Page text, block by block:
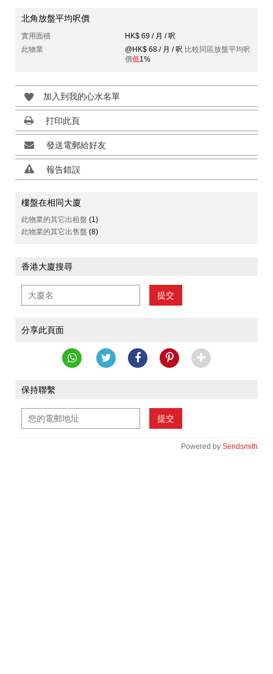
北角放盤平均呎價
實用面積
HK$ 69 / 月 / 呎
此物業
@HK$ 68 / 月 / 呎 比較同區放盤平均呎
價低1%
加入到我的心水名單
打印此頁
發送電郵給好友
報告錯誤
樓盤在相同大廈
此物業的其它出租盤 (1)
此物業的其它出售盤 (8)
香港大廈搜尋
提交
分享此頁面
保持聯繫
提交
Powered by Sendsmith